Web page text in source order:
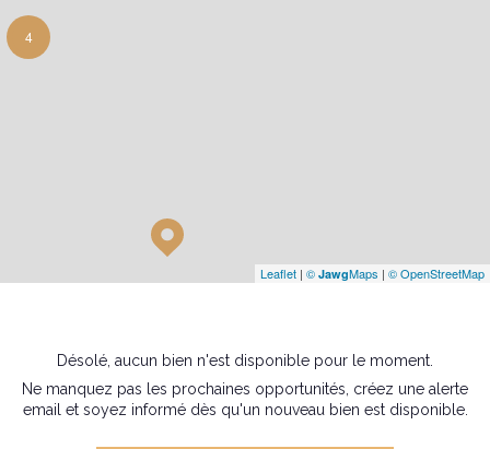
4
Leaflet | © JawgMaps | © OpenStreetMap
Désolé, aucun bien n'est disponible pour le moment.
Ne manquez pas les prochaines opportunités, créez une alerte
email et soyez informé dès qu'un nouveau bien est disponible.